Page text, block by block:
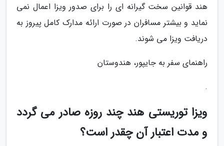
هند قوانین سخت گیرانه ای را برای صدور ویزا اعمال نمی
نماید و بیشتر مسافران در صورت ارائه مدارک کامل پیروز به
دریافت ویزا می شوند.
راهنمای سفر به جایپور، هندوستان
.
ویزا توریستی هند چند روزه صادر می گردد
و مدت اعتبار آن چقدر است؟